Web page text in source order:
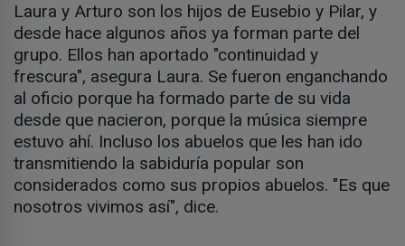
Laura y Arturo son los hijos de Eusebio y Pilar, y
desde hace algunos años ya forman parte del
grupo. Ellos han aportado "continuidad y
frescura", asegura Laura. Se fueron enganchando
al oficio porque ha formado parte de su vida
desde que nacieron, porque la música siempre
estuvo ahí. Incluso los abuelos que les han ido
transmitiendo la sabiduría popular son
considerados como sus propios abuelos. "Es que
nosotros vivimos así", dice.